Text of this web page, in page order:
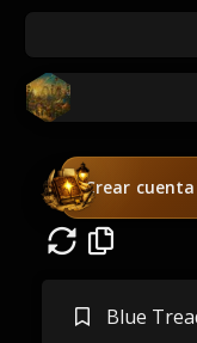
Crear
Blue